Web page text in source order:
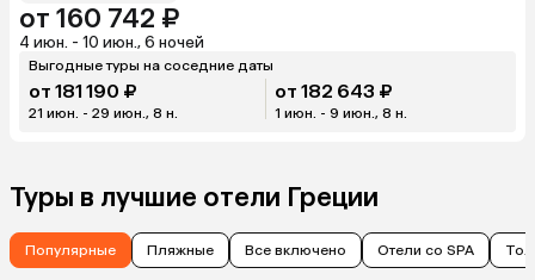
от 160 742 ₽
4 июн. - 10 июн., 6 ночей
Выгодные туры на соседние даты
от 181 190 ₽
21 июн. - 29 июн., 8 н.
от 182 643 ₽
1 июн. - 9 июн., 8 н.
Туры в лучшие отели Греции
Популярные Пляжные Все включено Отели со SPA